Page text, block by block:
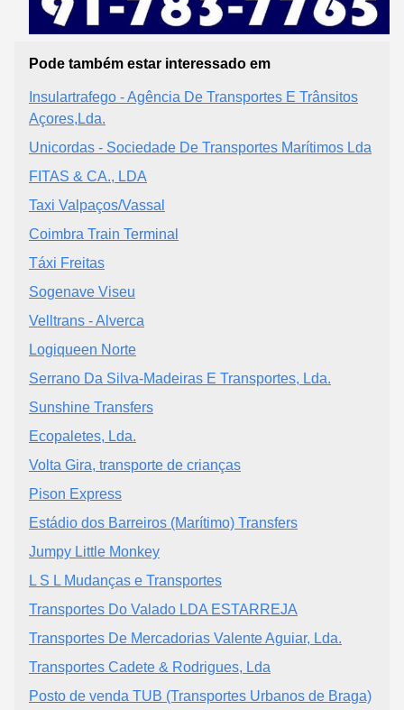
Pode também estar interessado em
Insulartrafego - Agência De Transportes E Trânsitos
Açores,Lda.
Unicordas - Sociedade De Transportes Marítimos Lda
FITAS & CA., LDA
Taxi Valpaços/Vassal
Coimbra Train Terminal
Táxi Freitas
Sogenave Viseu
Velltrans - Alverca
Logiqueen Norte
Serrano Da Silva-Madeiras E Transportes, Lda.
Sunshine Transfers
Ecopaletes, Lda.
Volta Gira, transporte de crianças
Pison Express
Estádio dos Barreiros (Marítimo) Transfers
Jumpy Little Monkey
L S L Mudanças e Transportes
Transportes Do Valado LDA ESTARREJA
Transportes De Mercadorias Valente Aguiar, Lda.
Transportes Cadete & Rodrigues, Lda
Posto de venda TUB (Transportes Urbanos de Braga)